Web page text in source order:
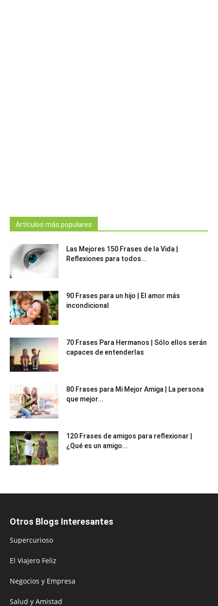
Artículos más populares
Las Mejores 150 Frases de la Vida |
Reflexiones para todos...
90 Frases para un hijo | El amor más
incondicional
70 Frases Para Hermanos | Sólo ellos serán
capaces de entenderlas
80 Frases para Mi Mejor Amiga | La persona
que mejor...
120 Frases de amigos para reflexionar |
¿Qué es un amigo...
Otros Blogs Interesantes
Supercurioso
El Viajero Feliz
Negocios y Empresa
Salud y Amistad